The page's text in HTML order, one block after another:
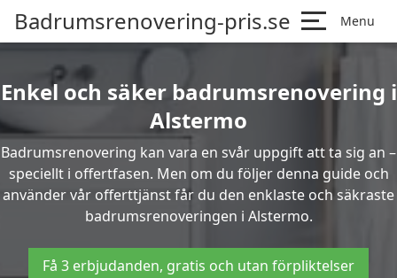
Badrumsrenovering-pris.se Menu
Enkel och säker badrumsrenovering i
Alstermo
Badrumsrenovering kan vara en svår uppgift att ta sig an –
speciellt i offertfasen. Men om du följer denna guide och
använder vår offerttjänst får du den enklaste och säkraste
badrumsrenoveringen i Alstermo.
Få 3 erbjudanden, gratis och utan förpliktelser